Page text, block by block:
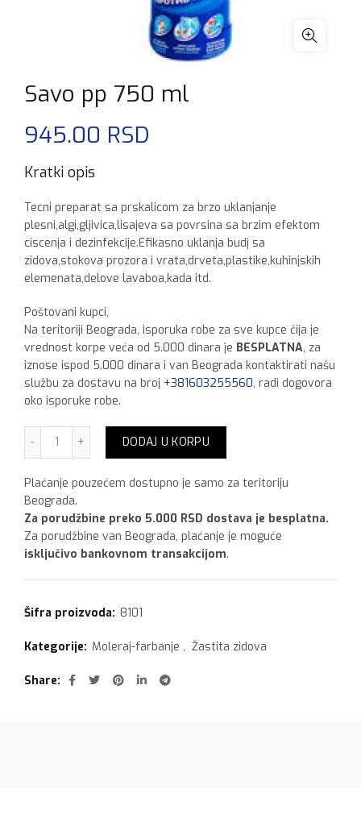
Savo pp 750 ml
945.00 RSD
Kratki opis
Tecni preparat sa prskalicom za brzo uklanjanje
plesni,algi,gljivica,lisajeva sa povrsina sa brzim efektom
ciscenja i dezinfekcije.Efikasno uklanja budj sa
zidova,stokova prozora i vrata,drveta,plastike,kuhinjskih
elemenata,delove lavaboa,kada itd.
Poštovani kupci,
Na teritoriji Beograda, isporuka robe za sve kupce čija je
vrednost korpe veća od 5.000 dinara je BESPLATNA, za
iznose ispod 5.000 dinara i van Beograda kontaktirati našu
službu za dostavu na broj +381603255560, radi dogovora
oko isporuke robe.
Savo pp 750 ml količina
DODAJ U KORPU
Plaćanje pouzećem dostupno je samo za teritoriju
Beograda.
Za porudžbine preko 5.000 RSD dostava je besplatna.
Za porudžbine van Beograda, plaćanje je moguće
isključivo bankovnom transakcijom.
Šifra proizvoda: 8101
Kategorije: Moleraj-farbanje , Žastita zidova
Share